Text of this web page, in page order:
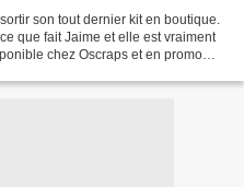
son tout dernier kit en boutique.
que fait Jaime et elle est vraiment
chez Oscraps et en promo